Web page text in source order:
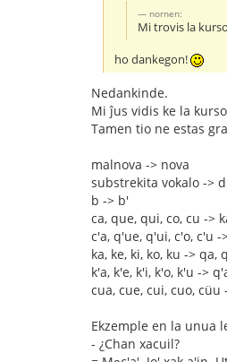
nornen:
Mi trovis la
ho dankegon!
Nedankinde.
Mi ĵus vidis ke la
Tamen tio ne estas
malnova -> nova
substrekita vokalo ->
b -> b'
ca, que, qui, co, cu ->
c'a, q'ue, q'ui, c'o, c'u -
ka, ke, ki, ko, ku -> qa,
k'a, k'e, k'i, k'o, k'u ->
cua, cue, cui, cuo, cüu
Ekzemple en la unua
- ¿Chan xacuil?